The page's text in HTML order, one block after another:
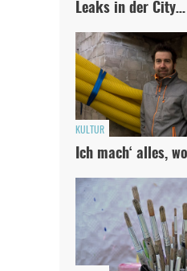
Leaks in der City…
KULTUR
Ich mach‘ alles,